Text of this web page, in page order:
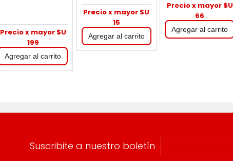
Precio x mayor $U
199
Precio x mayor $U
15
Precio x mayor $U
66
Suscribite a nuestro boletín